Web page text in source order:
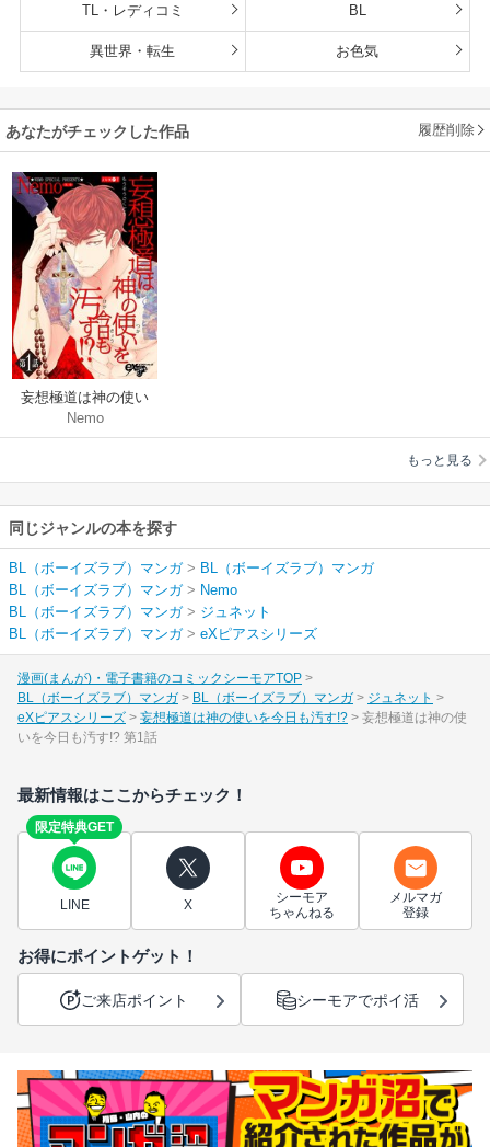
TL・レディコミ BL
異世界・転生 お色気
あなたがチェックした作品 履歴削除
妄想極道は神の使い
を今日も汚す!?
Nemo
もっと見る
同じジャンルの本を探す
BL（ボーイズラブ）マンガ> BL（ボーイズラブ）マンガ
BL（ボーイズラブ）マンガ> Nemo
BL（ボーイズラブ）マンガ> ジュネット
BL（ボーイズラブ）マンガ> eXピアスシリーズ
漫画(まんが)・電子書籍のコミックシーモアTOP
BL（ボーイズラブ）マンガ
BL（ボーイズラブ）マンガ
ジュネット
eXピアスシリーズ
妄想極道は神の使いを今日も汚す!?
妄想極道は神の使
いを今日も汚す!? 第1話
最新情報はここからチェック！
限定特典GET
LINE X
シーモア
ちゃんねる
メルマガ
登録
お得にポイントゲット！
ご来店ポイント シーモアでポイ活